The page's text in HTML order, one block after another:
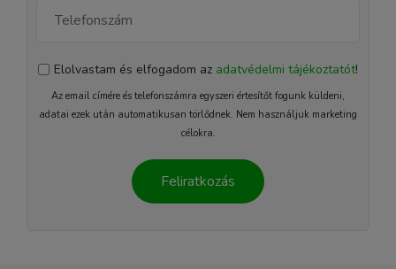
Elolvastam és elfogadom az adatvédelmi tájékoztatót!
Az email címére és telefonszámra egyszeri értesítőt fogunk küldeni,
adatai ezek után automatikusan törlődnek. Nem használjuk marketing
célokra.
Feliratkozás